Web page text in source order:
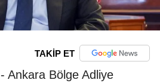
TAKİP ET
- Ankara Bölge Adliye